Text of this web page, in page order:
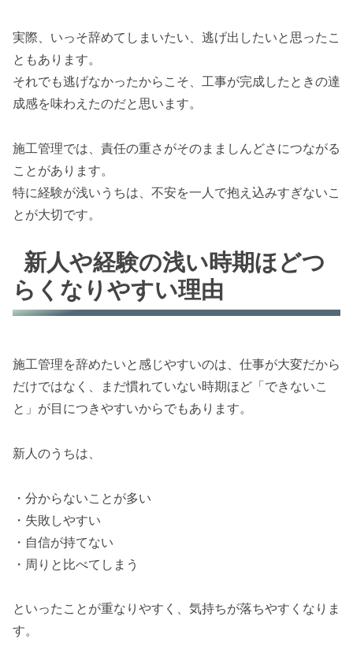
実際、いっそ辞めてしまいたい、逃げ出したいと思ったこ
ともあります。
それでも逃げなかったからこそ、工事が完成したときの達
成感を味わえたのだと思います。
施工管理では、責任の重さがそのまましんどさにつながる
ことがあります。
特に経験が浅いうちは、不安を一人で抱え込みすぎないこ
とが大切です。
新人や経験の浅い時期ほどつ
らくなりやすい理由
施工管理を辞めたいと感じやすいのは、仕事が大変だから
だけではなく、まだ慣れていない時期ほど「できないこ
と」が目につきやすいからでもあります。
新人のうちは、
・分からないことが多い
・失敗しやすい
・自信が持てない
・周りと比べてしまう
といったことが重なりやすく、気持ちが落ちやすくなりま
す。